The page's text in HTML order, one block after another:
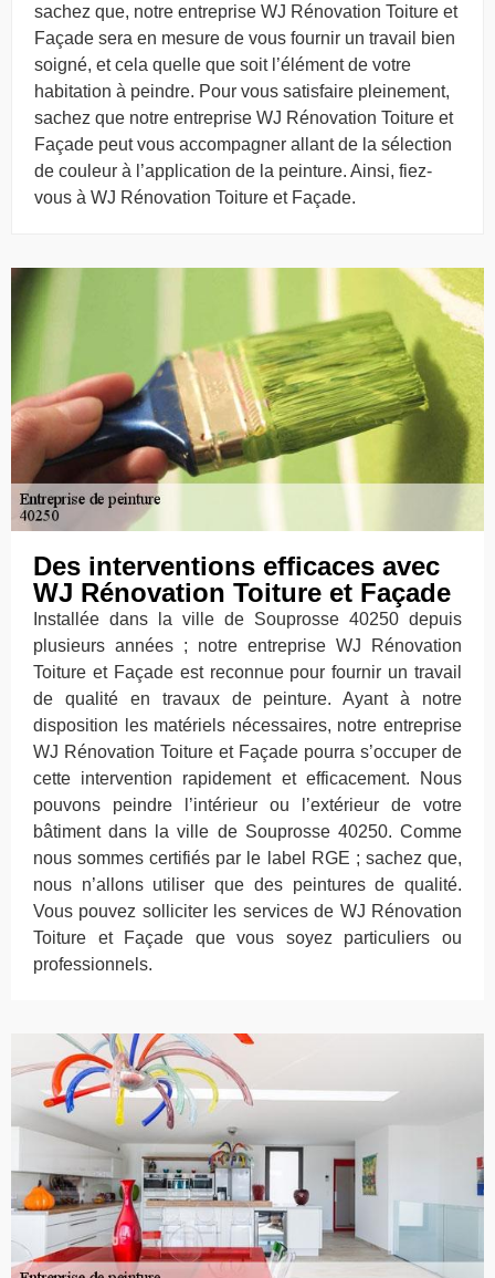
sachez que, notre entreprise WJ Rénovation Toiture et
Façade sera en mesure de vous fournir un travail bien
soigné, et cela quelle que soit l’élément de votre
habitation à peindre. Pour vous satisfaire pleinement,
sachez que notre entreprise WJ Rénovation Toiture et
Façade peut vous accompagner allant de la sélection
de couleur à l’application de la peinture. Ainsi, fiez-
vous à WJ Rénovation Toiture et Façade.
Des interventions efficaces avec
WJ Rénovation Toiture et Façade
Installée dans la ville de Souprosse 40250 depuis
plusieurs années ; notre entreprise WJ Rénovation
Toiture et Façade est reconnue pour fournir un travail
de qualité en travaux de peinture. Ayant à notre
disposition les matériels nécessaires, notre entreprise
WJ Rénovation Toiture et Façade pourra s’occuper de
cette intervention rapidement et efficacement. Nous
pouvons peindre l’intérieur ou l’extérieur de votre
bâtiment dans la ville de Souprosse 40250. Comme
nous sommes certifiés par le label RGE ; sachez que,
nous n’allons utiliser que des peintures de qualité.
Vous pouvez solliciter les services de WJ Rénovation
Toiture et Façade que vous soyez particuliers ou
professionnels.